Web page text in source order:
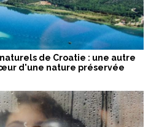
de Croatie : une autre
d'une nature préservée